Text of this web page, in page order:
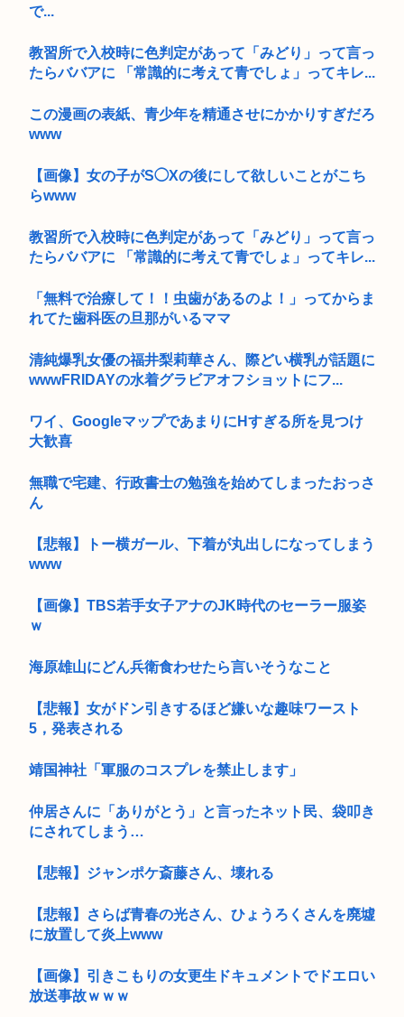
で...
教習所で入校時に色判定があって「みどり」って言っ
たらババアに 「常識的に考えて青でしょ」ってキレ...
この漫画の表紙、青少年を精通させにかかりすぎだろ
www
【画像】女の子がS◯Xの後にして欲しいことがこち
らwww
教習所で入校時に色判定があって「みどり」って言っ
たらババアに 「常識的に考えて青でしょ」ってキレ...
「無料で治療して！！虫歯があるのよ！」ってからま
れてた歯科医の旦那がいるママ
清純爆乳女優の福井梨莉華さん、際どい横乳が話題に
wwwFRIDAYの水着グラビアオフショットにフ...
ワイ、GoogleマップであまりにΗすぎる所を見つけ
大歓喜
無職で宅建、行政書士の勉強を始めてしまったおっさ
ん
【悲報】トー横ガール、下着が丸出しになってしまう
www
【画像】TBS若手女子アナのJK時代のセーラー服姿
ｗ
海原雄山にどん兵衛食わせたら言いそうなこと
【悲報】女がドン引きするほど嫌いな趣味ワースト
5，発表される
靖国神社「軍服のコスプレを禁止します」
仲居さんに「ありがとう」と言ったネット民、袋叩き
にされてしまう…
【悲報】ジャンポケ斎藤さん、壊れる
【悲報】さらば青春の光さん、ひょうろくさんを廃墟
に放置して炎上www
【画像】引きこもりの女更生ドキュメントでドエロい
放送事故ｗｗｗ